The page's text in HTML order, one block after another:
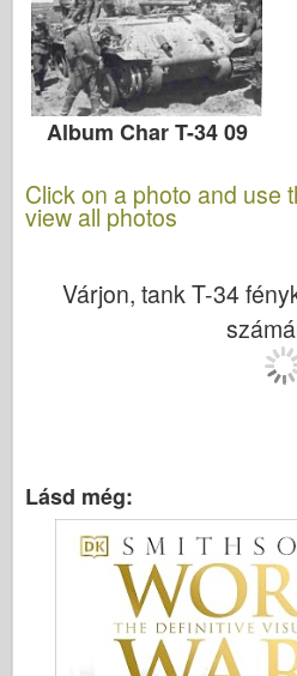
Album Char T-34 09
Click on a photo and use
view all photos
Várjon, tank T-34
Lásd még: